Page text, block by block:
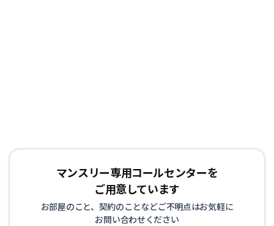
マンスリー専用コールセンターを
ご用意しています
お部屋のこと、契約のことなどご不明点はお気軽に
お問い合わせください